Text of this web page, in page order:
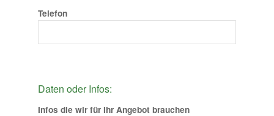
Telefon
Daten oder Infos:
Infos die wir für Ihr Angebot brauchen